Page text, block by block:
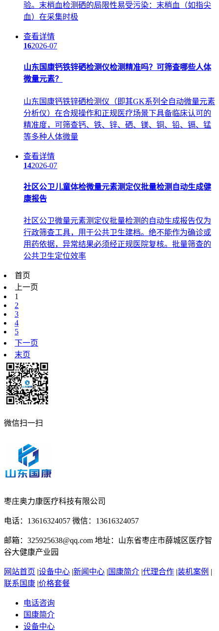
验。末梢血检测硒的局限性易受污染：末梢血（如指尖
血）在采集时极
查看详情
162026-07
山东国康钙铁锌硒检测仪检测精准吗？可筛查哪些人体
微量元素？
山东国康钙铁锌硒检测仪（即其GK系列全自动微量元素
分析仪）在合规操作和正规医疗场景下具备临床认可的
精准度，可筛查钙、铁、锌、硒、镁、铜、铅、镉、锰
等多种人体微量
查看详情
142026-07
社区公卫儿童体检微量元素测定仪批量检测自动生成健
康报告
社区公卫微量元素测定仪批量检测的自动生成报告仅为
行政筛查工具，用于公共卫生建档。绝不能作为确诊或
用药依据，异常结果必须经正规医院复核。批量筛查的
公共卫生定位效率
首页
上一页
1
2
3
4
5
下一页
末页
微信扫一扫
枣庄奥力康医疗科技有限公司
电话：13616324057 微信：13616324057
邮箱：325925638@qq.com 地址：山东省枣庄市薛城区医疗智
谷大健康产业园
网站首页 |设备中心 |新闻中心 | 国康简介 |代理合作 |装机案例 |
联系国康 |价格套餐
电话咨询
国康简介
设备中心